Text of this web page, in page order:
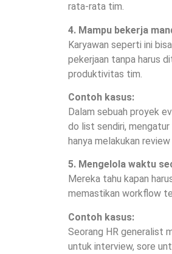
rata-rata tim.
4. Mampu bekerja
Karyawan seperti ini
pekerjaan tanpa harus
produktivitas tim.
Contoh kasus:
Dalam sebuah proyek
do list sendiri,
hanya melakukan
5. Mengelola waktu
Mereka tahu kapan
memastikan workflow
Contoh kasus:
Seorang HR generalist
untuk interview, sore